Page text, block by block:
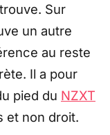
Sur
un autre
au reste
Il a pour
pied du NZXT
et non droit.